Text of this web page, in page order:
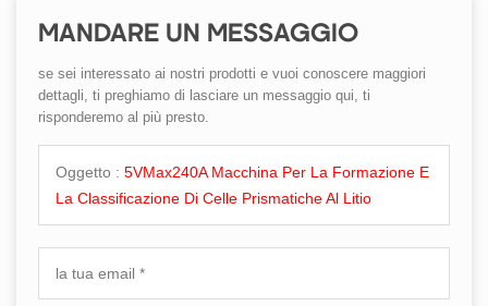
MANDARE UN MESSAGGIO
se sei interessato ai nostri prodotti e vuoi conoscere maggiori
dettagli, ti preghiamo di lasciare un messaggio qui, ti
risponderemo al più presto.
Oggetto : 5VMax240A Macchina Per La Formazione E
La Classificazione Di Celle Prismatiche Al Litio